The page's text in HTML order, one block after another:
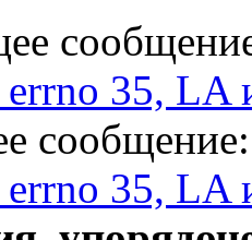
35, LA
35, LA